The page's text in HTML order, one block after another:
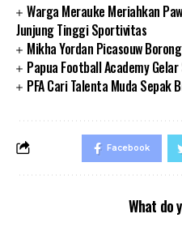
Warga Merauke Meriahkan
Junjung Tinggi Sportivitas
Mikha Yordan Picasouw
Papua Football Academy
PFA Cari Talenta Muda Sepak
Facebook
What do